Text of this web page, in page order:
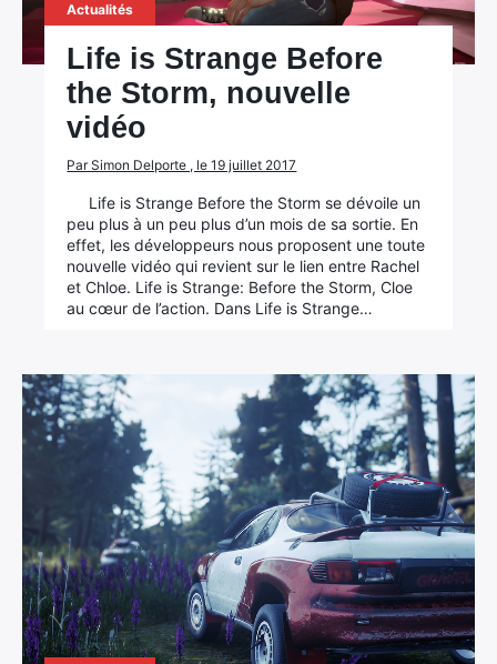
Actualités
Life is Strange Before
the Storm, nouvelle
vidéo
Par Simon Delporte , le 19 juillet 2017
Life is Strange Before the Storm se dévoile un
peu plus à un peu plus d’un mois de sa sortie. En
effet, les développeurs nous proposent une toute
nouvelle vidéo qui revient sur le lien entre Rachel
et Chloe. Life is Strange: Before the Storm, Cloe
au cœur de l’action. Dans Life is Strange…